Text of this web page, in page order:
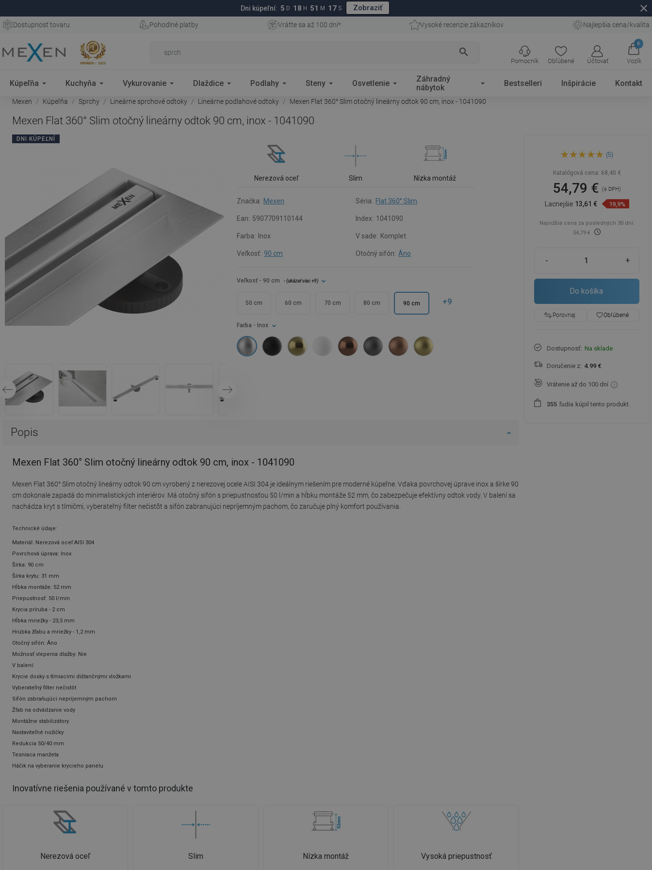
Dni kúpeľní: 5 D 18 H 51 M 16 S Zobraziť close
Dostupnosť tovaru Pohodlné platby Vráťte sa až 100 dní* Vysoké recenzie zákazníkov Najlepšia cena/kvalita
search
Obľúbené Účtovať
0
Vozík
Pomocník
Kúpeľňa Kuchyňa Vykurovanie Dlaždice Podlahy Steny Osvetlenie
Záhradný
nábytok
Bestselleri Inšpirácie Kontakt
Mexen Kúpeľňa Sprchy Lineárne sprchové odtoky Lineárne podlahové odtoky Mexen Flat 360° Slim otočný lineárny odtok 90 cm, inox - 1041090
Mexen Flat 360° Slim otočný lineárny odtok 90 cm, inox - 1041090
DNI KÚPEĽNÍ
Nerezová oceľ Slim Nízka montáž
Značka: Mexen Séria: Flat 360° Slim
Ean: 5907709110144 Index: 1041090
Farba: Inox V sade: Komplet
Veľkosť: 90 cm Otočný sifón: Áno
Veľkosť- 90 cm - (ukázať viac+9)
50 cm 60 cm 70 cm 80 cm 90 cm +9
Farba - Inox
Popis
Mexen Flat 360° Slim otočný lineárny odtok 90 cm, inox - 1041090
Mexen Flat 360° Slim otočný lineárny odtok 90 cm vyrobený z nerezovej ocele AISI 304 je ideálnym riešením pre moderné kúpeľne. Vďaka povrchovej úprave inox a šírke 90
cm dokonale zapadá do minimalistických interiérov. Má otočný sifón s priepustnosťou 50 l/min a hĺbku montáže 52 mm, čo zabezpečuje efektívny odtok vody. V balení sa
nachádza kryt s tlmičmi, vyberateľný filter nečistôt a sifón zabranujúci nepríjemným pachom, čo zaručuje plný komfort používania.
Technické údaje:
Materiál: Nerezová oceľ AISI 304
Povrchová úprava: Inox
Šírka: 90 cm
Šírka krytu: 31 mm
Hĺbka montáže: 52 mm
Priepustnosť: 50 l/min
Krycia príruba - 2 cm
Hĺbka mriežky - 23,5 mm
Hrúbka žľabu a mriežky - 1,2 mm
Otočný sifón: Áno
Možnosť vlepenia dlažby: Nie
V balení:
Krycie dosky s tlmiacimi dištančnými vložkami
Vyberateľný filter nečistôt
Sifón zabraňujúci nepríjemným pachom
Žľab na odvádzanie vody
Montážne stabilizátory
Nastaviteľné nožičky
Redukcia 50/40 mm
Tesniaca manžeta
Háčik na vyberanie krycieho panelu
Inovatívne riešenia používané v tomto produkte
Nerezová oceľ Slim Nízka montáž Vysoká priepustnosť
lineárny odtok 90 cm, inox -
(5)
Katalógová cena: 68,40 €
54,79 € (s DPH)
Lacnejšie 13,61 € 19,9%
Najnižšia cena za posledných 30 dní:
54,79 €
- +
Do košíka
Porovnaj favorite_borderObľúbené
Dostupnosť: Na sklade
Doručenie z: 4.99 €
Vrátenie až do 100 dní
355 ľudia kúpil tento produkt.